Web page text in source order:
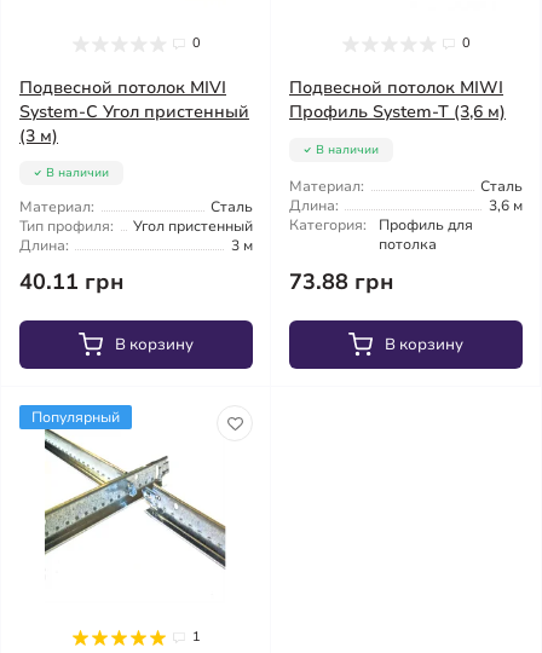
0
Подвесной потолок MIVI
System-C Угол пристенный
(3 м)
В наличии
Материал:
Сталь
Тип профиля:
Угол пристенный
Длина:
3 м
40.11 грн
В корзину
0
Подвесной потолок MIWI
Профиль System-T (3,6 м)
В наличии
Материал:
Сталь
Длина:
3,6 м
Категория:
Профиль для
потолка
73.88 грн
В корзину
Популярный
1